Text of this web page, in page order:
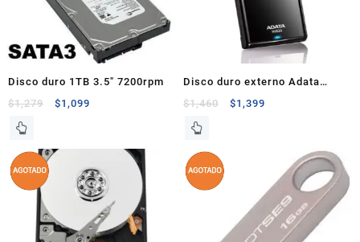
Disco duro 1TB 3.5″ 7200rpm
$1,279 $1,099
Disco duro externo Adata
HV620 1TB
$1,460 $1,399